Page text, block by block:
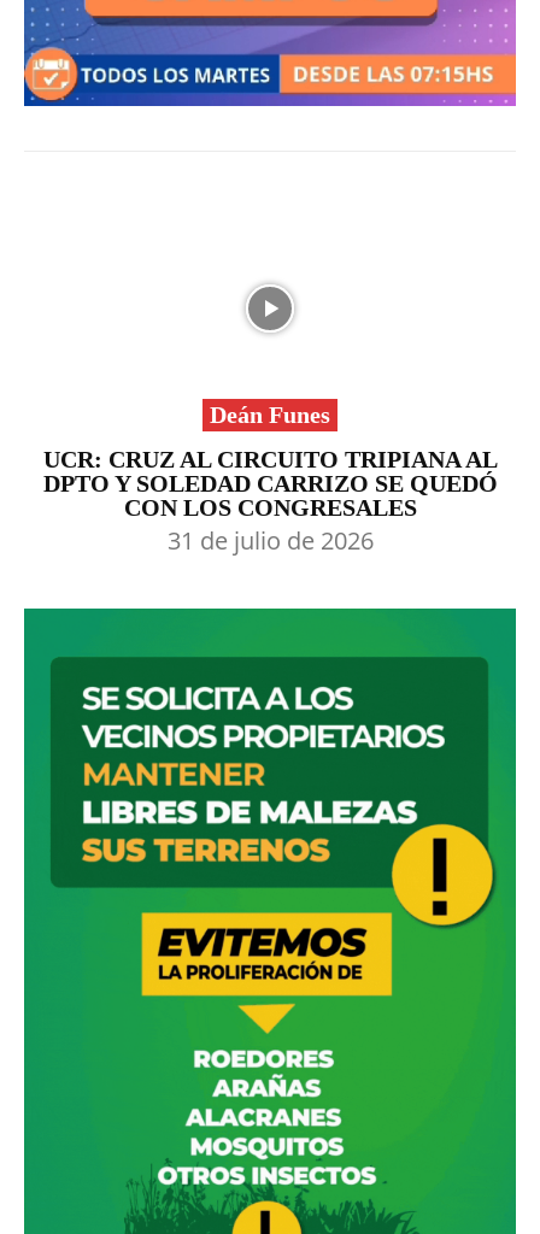
Deán Funes
UCR: CRUZ AL CIRCUITO TRIPIANA AL
DPTO Y SOLEDAD CARRIZO SE QUEDÓ
CON LOS CONGRESALES
31 de julio de 2026